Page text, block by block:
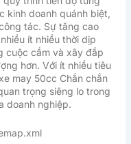
kinh doanh quánh biệt,
tác. Sự tăng cao
ít nhiều thời dịp
cuộc cầm và xây đắp
hơn. Với ít nhiều tiêu
may 50cc Chắn chắn
trọng siêng lo trong
doanh nghiệp.